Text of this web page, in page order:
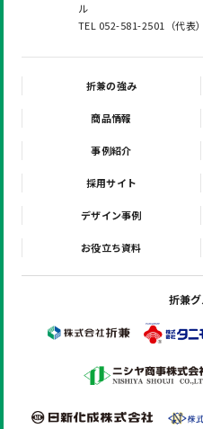
ル
TEL 052-581-2501（代表
折兼の強み
商品情報
事例紹介
採用サイト
デザイン事例
お役立ち資料
折兼